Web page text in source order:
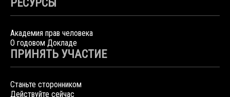
РЕСУРСЫ
Академия прав человека
О годовом Докладе
ПРИНЯТЬ УЧАСТИЕ
Станьте сторонником
Действуйте сейчас